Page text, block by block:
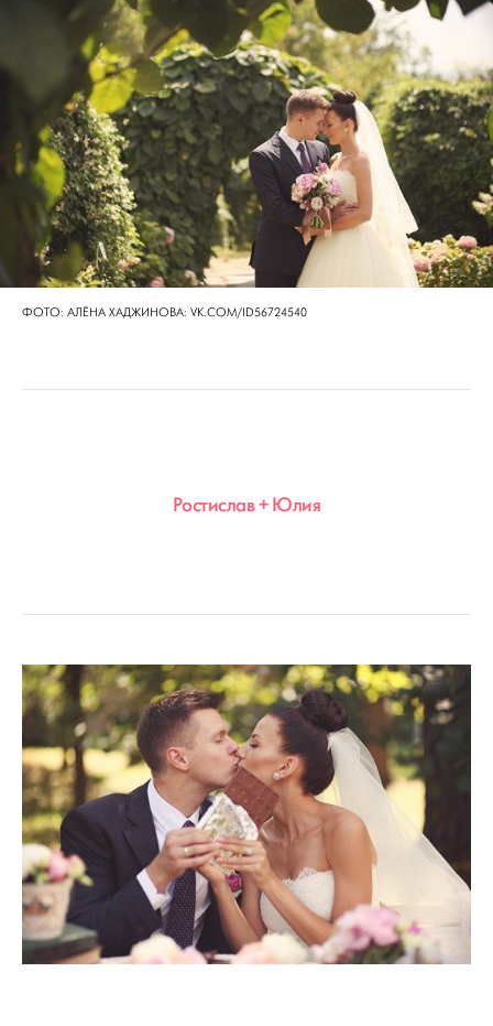
ФОТО: АЛЁНА ХАДЖИНОВА: VK.COM/ID56724540
Ростислав + Юлия